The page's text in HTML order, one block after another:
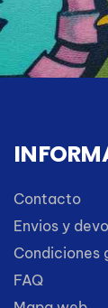
Contacto
Envios y
Condiciones
FAQ